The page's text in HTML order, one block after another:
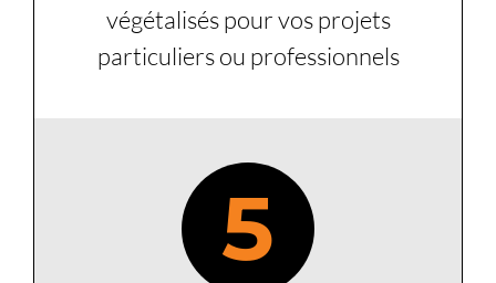
végétalisés pour vos projets
particuliers ou professionnels
5